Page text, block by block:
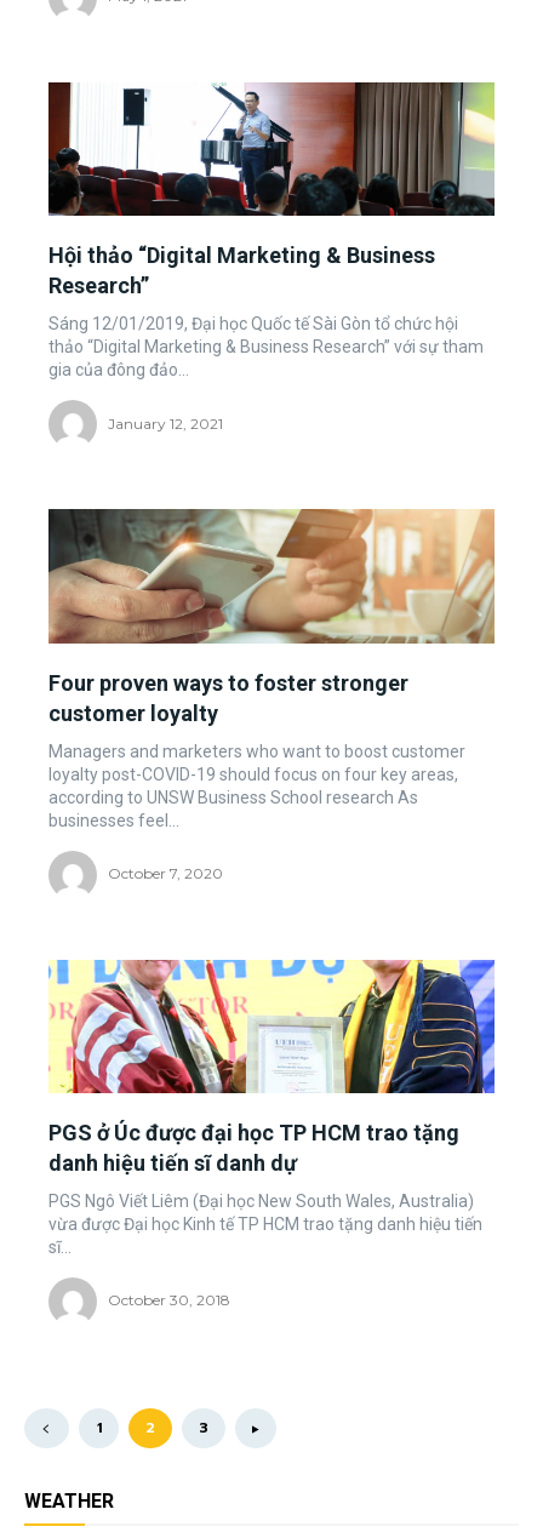
Hội thảo “Digital Marketing & Business
Research”
Sáng 12/01/2019, Đại học Quốc tế Sài Gòn tổ chức hội
thảo “Digital Marketing & Business Research” với sự tham
gia của đông đảo...
January 12, 2021
Four proven ways to foster stronger
customer loyalty
Managers and marketers who want to boost customer
loyalty post-COVID-19 should focus on four key areas,
according to UNSW Business School research As
businesses feel...
October 7, 2020
PGS ở Úc được đại học TP HCM trao tặng
danh hiệu tiến sĩ danh dự
PGS Ngô Viết Liêm (Đại học New South Wales, Australia)
vừa được Đại học Kinh tế TP HCM trao tặng danh hiệu tiến
sĩ...
October 30, 2018
1 2 3
WEATHER